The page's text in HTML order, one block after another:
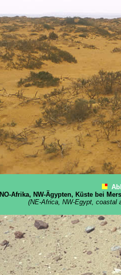
NO-Afrika, NW-Ägypten, Küste bei
(NE-Africa, NW-Egypt, coastal